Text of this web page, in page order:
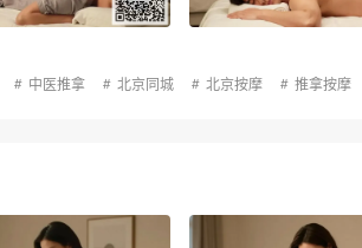
中医推拿 北京同城 北京按摩 推拿按摩